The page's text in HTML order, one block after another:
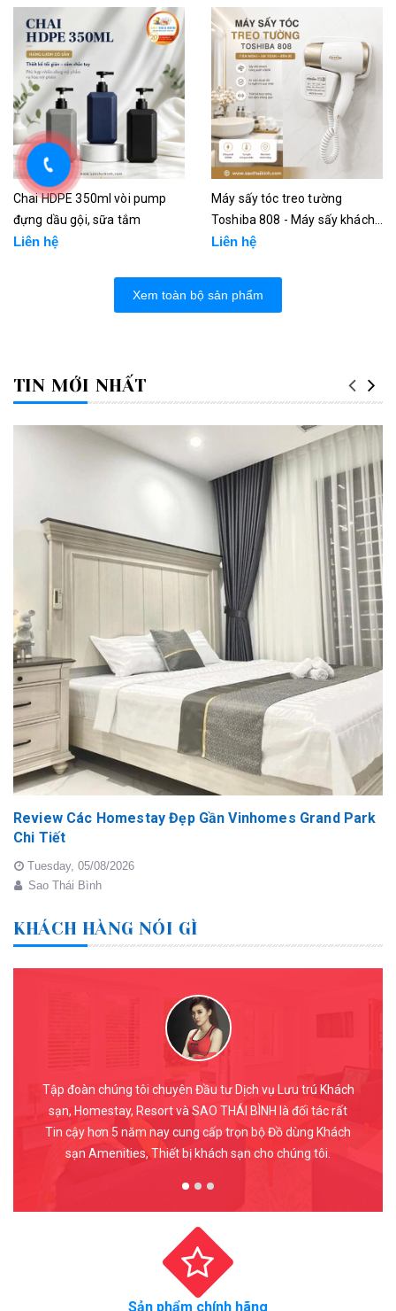
Chai HDPE 350ml vòi pump
đựng dầu gội, sữa tắm
Liên hệ
Máy sấy tóc treo tường
Toshiba 808 - Máy sấy khách
sạn
Liên hệ
Xem toàn bộ sản phẩm
TIN MỚI NHẤT
Review Các Homestay Đẹp Gần Vinhomes Grand Park
Chi Tiết
Tuesday, 05/08/2026
Sao Thái Bình
KHÁCH HÀNG NÓI GÌ
Tập đoàn chúng tôi chuyên Đầu tư Dịch vụ Lưu trú Khách
sạn, Homestay, Resort và SAO THÁI BÌNH là đối tác rất
Tin cậy hơn 5 năm nay cung cấp trọn bộ Đồ dùng Khách
sạn Amenities, Thiết bị khách sạn cho chúng tôi.
Tư vấn Dịch vụ Khách sạn
Sản phẩm chính hãng